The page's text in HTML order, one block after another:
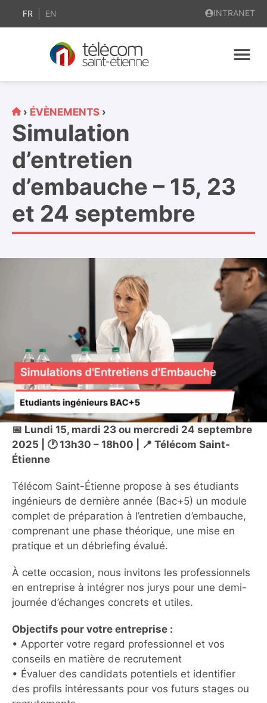
principal
FR EN INTRANET
› ÉVÈNEMENTS ›
Simulation
d’entretien
d’embauche – 15, 23
et 24 septembre
📅 Lundi 15, mardi 23 ou mercredi 24 septembre
2025 | 🕐 13h30 – 18h00 | 📍 Télécom Saint-
Étienne
Télécom Saint-Étienne propose à ses étudiants
ingénieurs de dernière année (Bac+5) un module
complet de préparation à l’entretien d’embauche,
comprenant une phase théorique, une mise en
pratique et un débriefing évalué.
À cette occasion, nous invitons les professionnels
en entreprise à intégrer nos jurys pour une demi-
journée d’échanges concrets et utiles.
Objectifs pour votre entreprise :
• Apporter votre regard professionnel et vos
conseils en matière de recrutement
• Évaluer des candidats potentiels et identifier
des profils intéressants pour vos futurs stages ou